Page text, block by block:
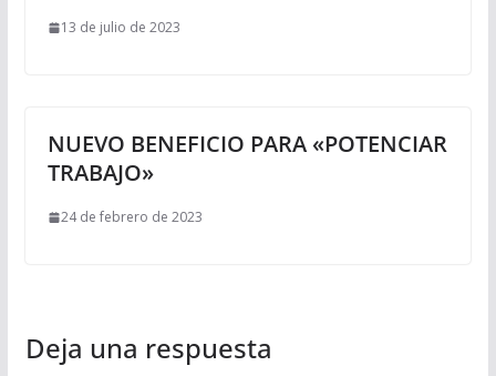
13 de julio de 2023
NUEVO BENEFICIO PARA «POTENCIAR
TRABAJO»
24 de febrero de 2023
Deja una respuesta